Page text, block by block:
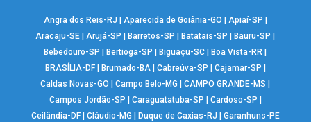
Angra dos Reis-RJ Aparecida de Goiânia-GO Apiaí-SP
Aracaju-SE |Arujá-SP Barretos-SP Batatais-SP Bauru-SP
Bebedouro-SP
Bertioga-SP Biguaçu-SC Boa Vista-RR
BRASÍLIA-DF| Brumado-BA| Cabreúva-SP Cajamar-SP
Caldas Novas-GO
|Campo Belo-MG |CAMPO GRANDE-MS
Campos Jordão-SP
Caraguatatuba-SP Cardoso-SP
Ceilândia-DF| Cláudio-MG Duque de Caxias-RJ
Garanhuns-PE